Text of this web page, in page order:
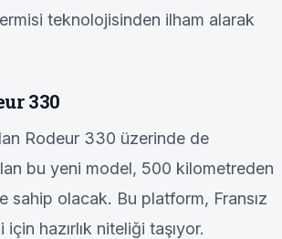
teknolojisinden ilham alarak
330
Rodeur 330 üzerinde de
bu yeni model, 500 kilometreden
sahip olacak. Bu platform, Fransız
hazırlık niteliği taşıyor.